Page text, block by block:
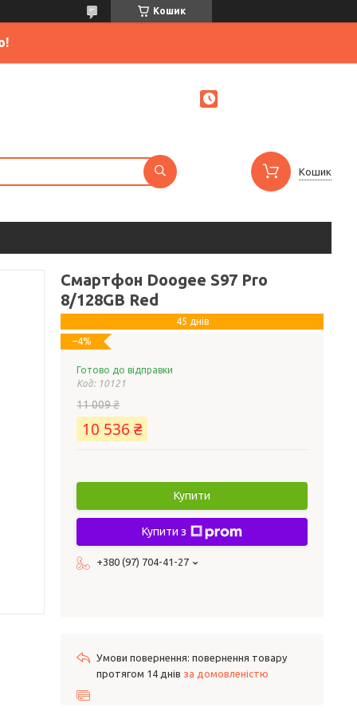
Кошик
Кошик
Смартфон Doogee S97 Pro
8/128GB Red
45 днів
–4%
Готово до відправки
Код: 10121
11 009 ₴
10 536 ₴
Купити
Купити з
+380 (97) 704-41-27
повернення товару
протягом 14 днів за домовленістю